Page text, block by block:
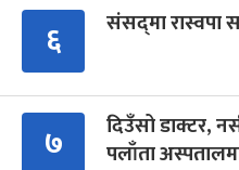
६ संसद्‍मा
७
दिउँसो डाक्टर,
पलाँता